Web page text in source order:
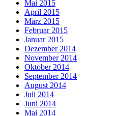
Mai 2015
April 2015
März 2015
Februar 2015
Januar 2015
Dezember 2014
November 2014
Oktober 2014
September 2014
August 2014
Juli 2014
Juni 2014
Mai 2014